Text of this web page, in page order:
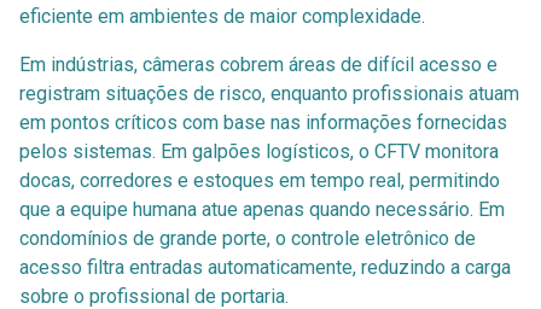
eficiente em ambientes de maior complexidade.
Em indústrias, câmeras cobrem áreas de difícil acesso e
registram situações de risco, enquanto profissionais atuam
em pontos críticos com base nas informações fornecidas
pelos sistemas. Em galpões logísticos, o CFTV monitora
docas, corredores e estoques em tempo real, permitindo
que a equipe humana atue apenas quando necessário. Em
condomínios de grande porte, o controle eletrônico de
acesso filtra entradas automaticamente, reduzindo a carga
sobre o profissional de portaria.